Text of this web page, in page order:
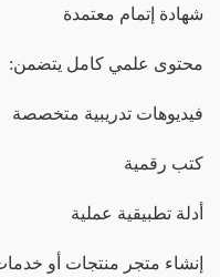
شهادة إتمام معتمدة
محتوى علمي كامل يتضمن:
فيديوهات تدريبية متخصصة
كتب رقمية
أدلة تطبيقية عملية
إنشاء متجر منتجات أو